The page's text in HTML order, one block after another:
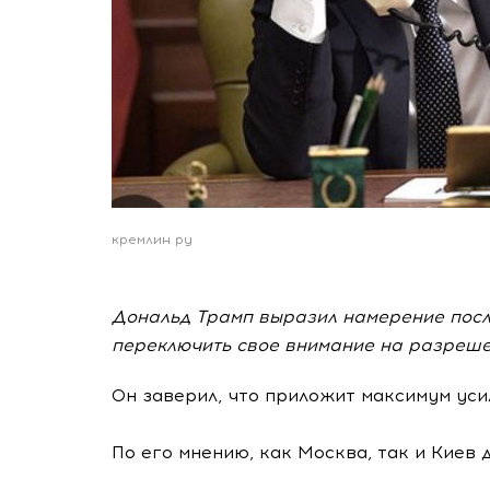
кремлин ру
Дональд Трамп выразил намерение
переключить свое внимание на
Он заверил, что приложит максимум
По его мнению, как Москва, так и Киев